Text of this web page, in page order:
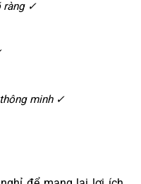
ràng ✓
minh ✓